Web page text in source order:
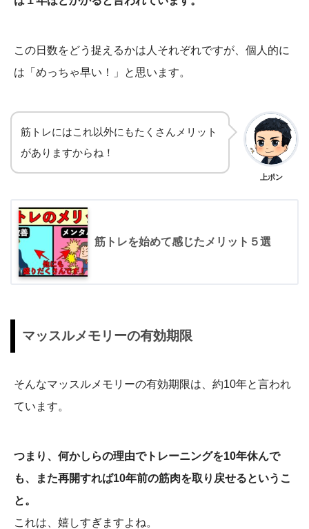
この日数をどう捉えるかは人それぞれですが、個人的に
は「めっちゃ早い！」と思います。
筋トレにはこれ以外にもたくさんメリット
がありますからね！
上ポン
筋トレを始めて感じたメリット５選
マッスルメモリーの有効期限
そんなマッスルメモリーの有効期限は、約10年と言われ
ています。
つまり、何かしらの理由でトレーニングを10年休んで
も、また再開すれば10年前の筋肉を取り戻せるというこ
と。
これは、嬉しすぎますよね。